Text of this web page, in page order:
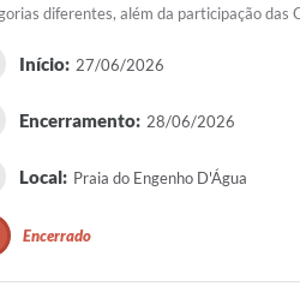
diferentes, além da participação das
Início: 27/06/2026
Encerramento: 28/06/2026
Local: Praia do Engenho D'Água
Encerrado